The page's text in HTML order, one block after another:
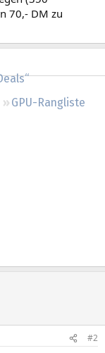
GPU-Rangliste
70,- DM zu
#2